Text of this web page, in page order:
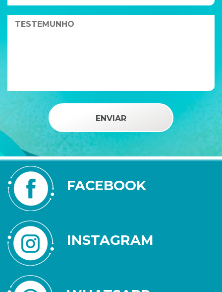
FACEBOOK
INSTAGRAM